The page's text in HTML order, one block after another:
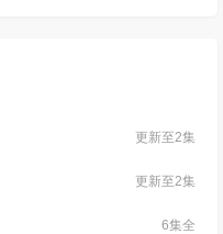
更新至2集
更新至2集
6集全